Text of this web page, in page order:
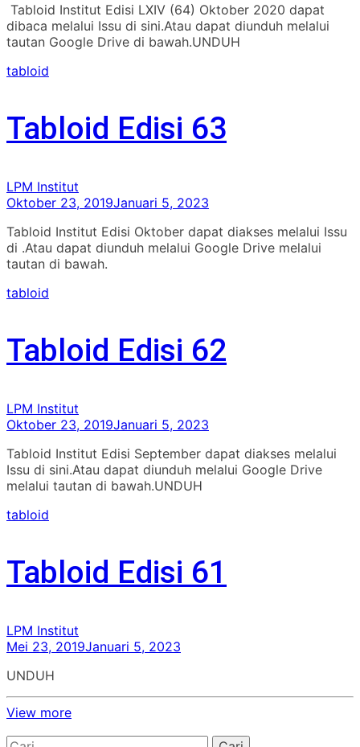
Tabloid Institut Edisi LXIV (64) Oktober 2020 dapat
dibaca melalui Issu di sini.Atau dapat diunduh melalui
tautan Google Drive di bawah.UNDUH
tabloid
Tabloid Edisi 63
LPM Institut
Oktober 23, 2019Januari 5, 2023
Tabloid Institut Edisi Oktober dapat diakses melalui Issu
di .Atau dapat diunduh melalui Google Drive melalui
tautan di bawah.
tabloid
Tabloid Edisi 62
LPM Institut
Oktober 23, 2019Januari 5, 2023
Tabloid Institut Edisi September dapat diakses melalui
Issu di sini.Atau dapat diunduh melalui Google Drive
melalui tautan di bawah.UNDUH
tabloid
Tabloid Edisi 61
LPM Institut
Mei 23, 2019Januari 5, 2023
UNDUH
View more
Cari